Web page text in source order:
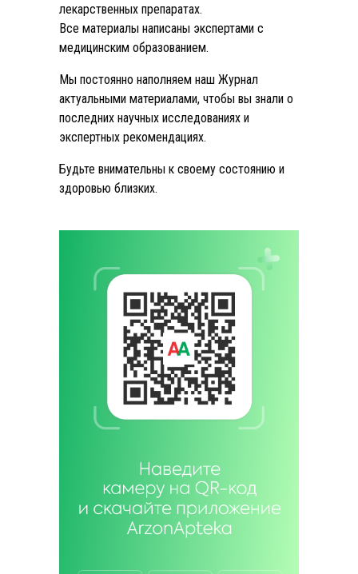
лекарственных препаратах.
Все материалы написаны экспертами с
медицинским образованием.
Мы постоянно наполняем наш Журнал
актуальными материалами, чтобы вы знали о
последних научных исследованиях и
экспертных рекомендациях.
Будьте внимательны к своему состоянию и
здоровью близких.